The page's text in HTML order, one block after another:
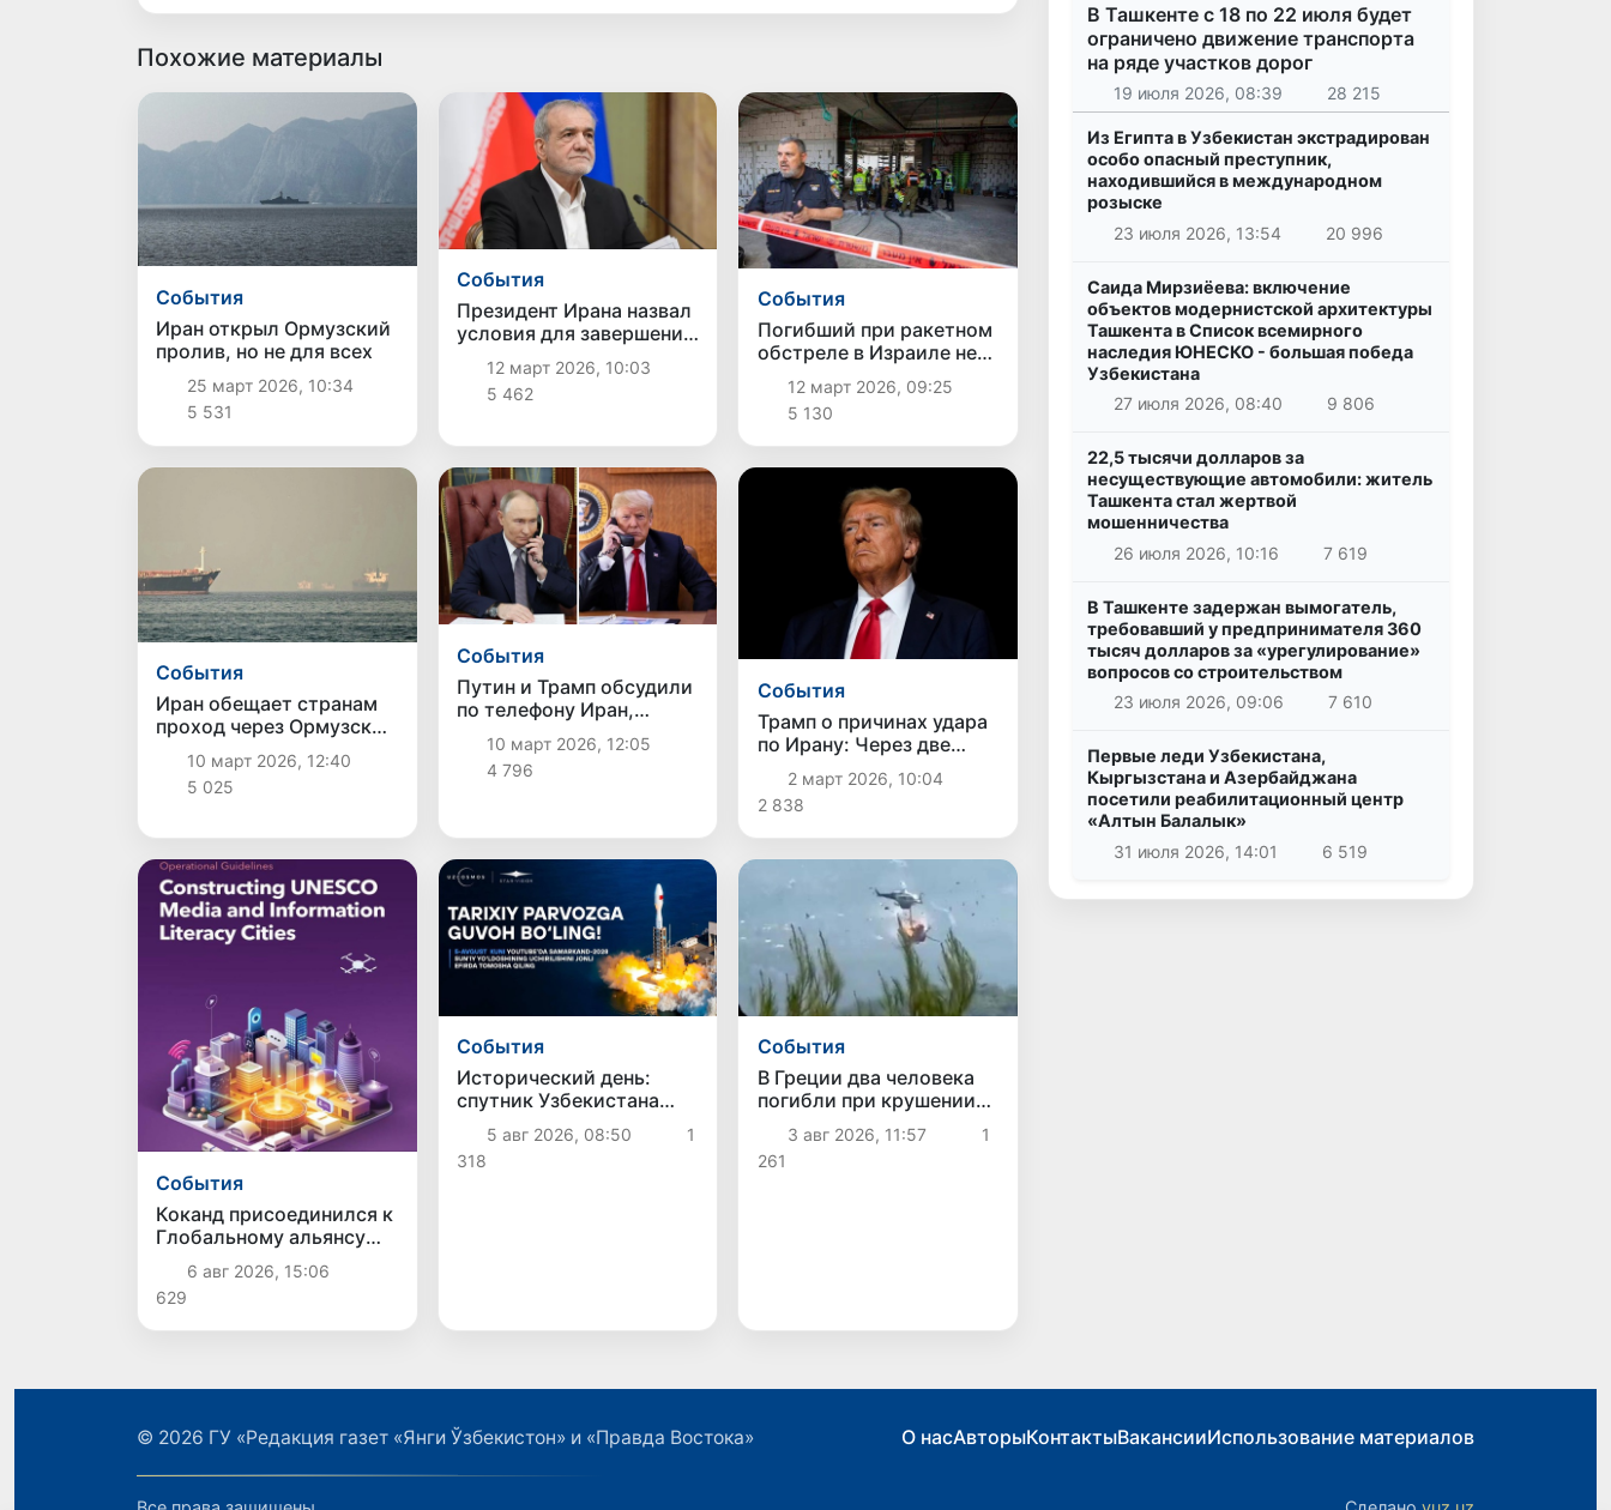
Похожие материалы
Cобытия
Иран открыл Ормузский
пролив, но не для всех
25 март 2026, 10:34
5 531
Cобытия
Президент Ирана назвал
условия для завершения
конфликта с США и
Израилем
12 март 2026, 10:03
5 462
Cобытия
Погибший при ракетном
обстреле в Израиле не
являлся гражданином
Узбекистана -
посольство
12 март 2026, 09:25
5 130
Cобытия
Иран обещает странам
проход через Ормузский
пролив, но есть условие
10 март 2026, 12:40
5 025
Cобытия
Путин и Трамп обсудили
по телефону Иран,
Украину и Венесуэлу
10 март 2026, 12:05
4 796
Cобытия
Трамп о причинах удара
по Ирану: Через две
недели они могли бы
получить ядерную
боеголовку
2 март 2026, 10:04
2 838
Cобытия
Коканд присоединился к
Глобальному альянсу
ЮНЕСКО по медиа- и
информационной
грамотности
6 авг 2026, 15:06
629
Cобытия
Исторический день:
спутник Узбекистана
«Samarkand-2028»
успешно выведен на
орбиту
5 авг 2026, 08:50
1
318
Cобытия
В Греции два человека
погибли при крушении
пожарных вертолетов
3 авг 2026, 11:57
1
261
В Ташкенте с 18 по 22 июля будет
ограничено движение транспорта
на ряде участков дорог
19 июля 2026, 08:39 28 215
Из Египта в Узбекистан экстрадирован
особо опасный преступник,
находившийся в международном
розыске
23 июля 2026, 13:54
20 996
Саида Мирзиёева: включение
объектов модернистской архитектуры
Ташкента в Список всемирного
наследия ЮНЕСКО - большая победа
Узбекистана
27 июля 2026, 08:40
9 806
22,5 тысячи долларов за
несуществующие автомобили: житель
Ташкента стал жертвой
мошенничества
26 июля 2026, 10:16
7 619
В Ташкенте задержан вымогатель,
требовавший у предпринимателя 360
тысяч долларов за «урегулирование»
вопросов со строительством
23 июля 2026, 09:06
7 610
Первые леди Узбекистана,
Кыргызстана и Азербайджана
посетили реабилитационный центр
«Алтын Балалык»
31 июля 2026, 14:01
6 519
© 2026 ГУ «Редакция газет «Янги Ўзбекистон» и «Правда Востока» О насАвторыКонтактыВакансииИспользование материалов